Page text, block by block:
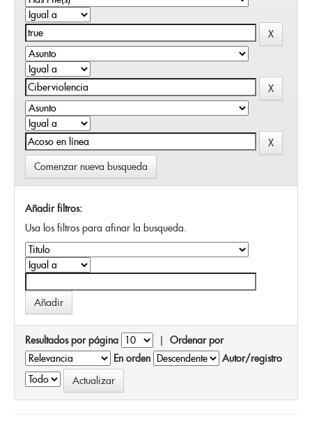
Comenzar nueva busqueda
Añadir filtros:
Usa los filtros para afinar la busqueda.
Resultados por página | Ordenar por
En orden
Autor/registro